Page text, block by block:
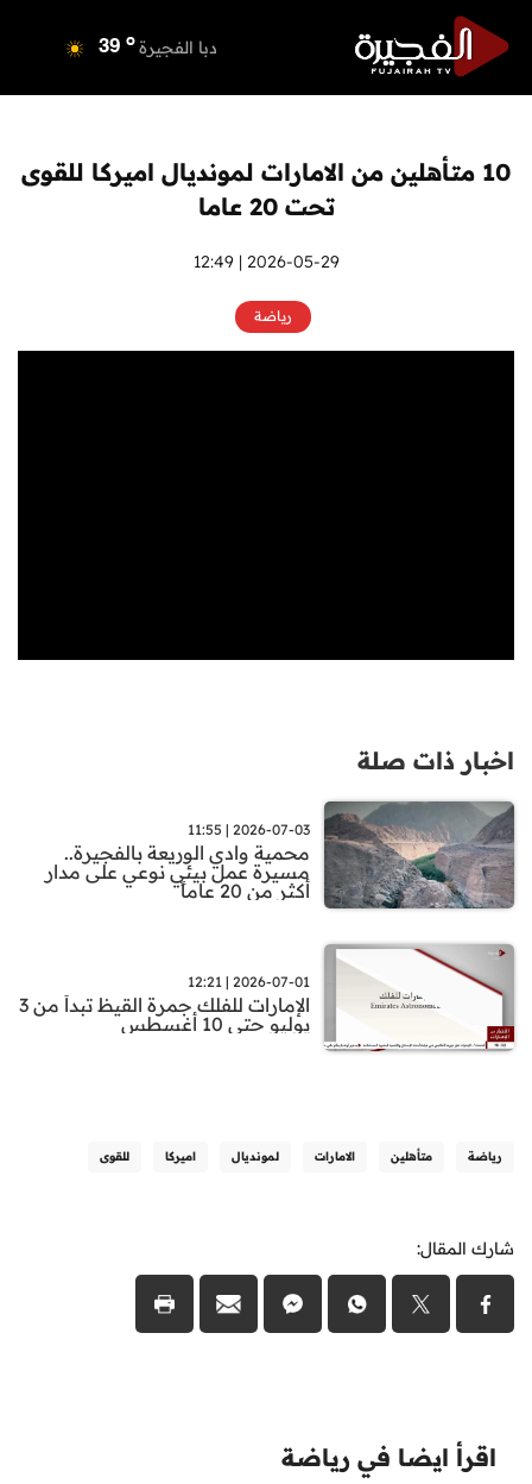
دبا الفجيرة 39 o
أم القيوين 40 o
الفجيرة
10 متأهلين من الامارات لمونديال اميركا للقوى
تحت 20 عاما
2026-05-29 | 12:49
رياضة
اخبار ذات صلة
2026-07-03 | 11:55
محمية وادي الوريعة بالفجيرة..
مسيرة عمل بيئي نوعي على مدار
أكثر من 20 عاماً
2026-07-01 | 12:21
الإمارات للفلك جمرة القيظ تبدأ من 3
يوليو حتى 10 أغسطس
رياضة متأهلين الامارات لمونديال اميركا للقوى
شارك المقال:
اقرأ ايضا في رياضة